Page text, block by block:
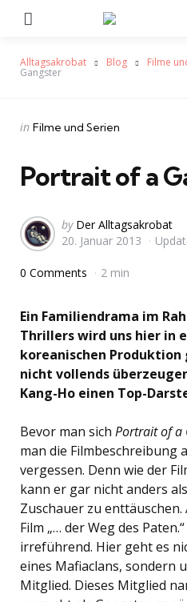
Alltagsakrobat Blog Filme
Gangster
Categories
Posted
in Filme und Serien
Portrait of a
Posted
by
by Der Alltagsakrobat
20. Januar 2013
0 Comments 2 min
Ein Familiendrama im
Thrillers wird uns hier in
koreanischen
nicht vollends
Kang-Ho einen Top-
Bevor man sich Portrait of a
man die Filmbeschreibung
vergessen. Denn wie der
kann er gar nicht anders
Zuschauer zu
Film „… der Weg des
irreführend. Hier geht es
eines Mafiaclans, sondern
Mitglied. Dieses Mitglied